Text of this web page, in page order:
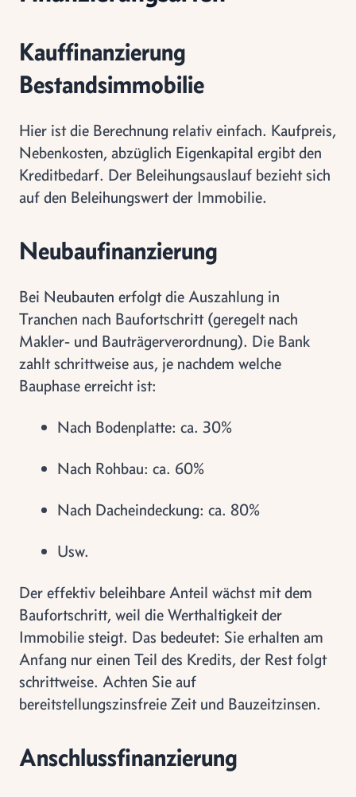
Kauffinanzierung
Bestandsimmobilie
Hier ist die Berechnung relativ einfach. Kaufpreis,
Nebenkosten, abzüglich Eigenkapital ergibt den
Kreditbedarf. Der Beleihungsauslauf bezieht sich
auf den Beleihungswert der Immobilie.
Neubaufinanzierung
Bei Neubauten erfolgt die Auszahlung in
Tranchen nach Baufortschritt (geregelt nach
Makler- und Bauträgerverordnung). Die Bank
zahlt schrittweise aus, je nachdem welche
Bauphase erreicht ist:
Nach Bodenplatte: ca. 30%
Nach Rohbau: ca. 60%
Nach Dacheindeckung: ca. 80%
Usw.
Der effektiv beleihbare Anteil wächst mit dem
Baufortschritt, weil die Werthaltigkeit der
Immobilie steigt. Das bedeutet: Sie erhalten am
Anfang nur einen Teil des Kredits, der Rest folgt
schrittweise. Achten Sie auf
bereitstellungszinsfreie Zeit und Bauzeitzinsen.
Anschlussfinanzierung